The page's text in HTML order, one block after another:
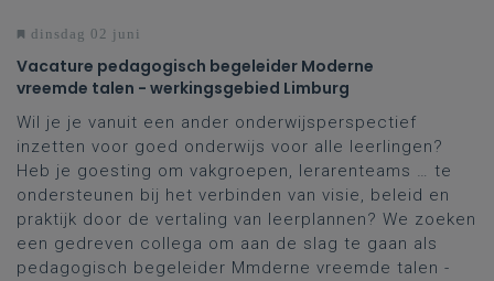
dinsdag 02 juni
Vacature pedagogisch begeleider Moderne
vreemde talen - werkingsgebied Limburg
Wil je je vanuit een ander onderwijsperspectief
inzetten voor goed onderwijs voor alle leerlingen?
Heb je goesting om vakgroepen, lerarenteams … te
ondersteunen bij het verbinden van visie, beleid en
praktijk door de vertaling van leerplannen? We zoeken
een gedreven collega om aan de slag te gaan als
pedagogisch begeleider Mmderne vreemde talen -